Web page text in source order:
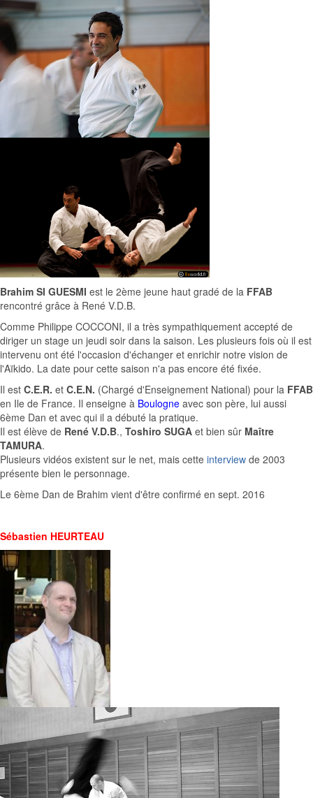
Brahim SI GUESMI est le 2ème jeune haut gradé de la FFAB
rencontré grâce à René V.D.B.
Comme Philippe COCCONI, il a très sympathiquement accepté de
diriger un stage un jeudi soir dans la saison. Les plusieurs fois où il est
intervenu ont été l'occasion d'échanger et enrichir notre vision de
l'Aïkido. La date pour cette saison n'a pas encore été fixée.
Il est C.E.R. et C.E.N. (Chargé d'Enseignement National) pour la FFAB
en Ile de France. Il enseigne à Boulogne avec son père, lui aussi
6ème Dan et avec qui il a débuté la pratique.
Il est élève de René V.D.B., Toshiro SUGA et bien sûr Maître
TAMURA.
Plusieurs vidéos existent sur le net, mais cette interview de 2003
présente bien le personnage.
Le 6ème Dan de Brahim vient d'être confirmé en sept. 2016
Sébastien HEURTEAU